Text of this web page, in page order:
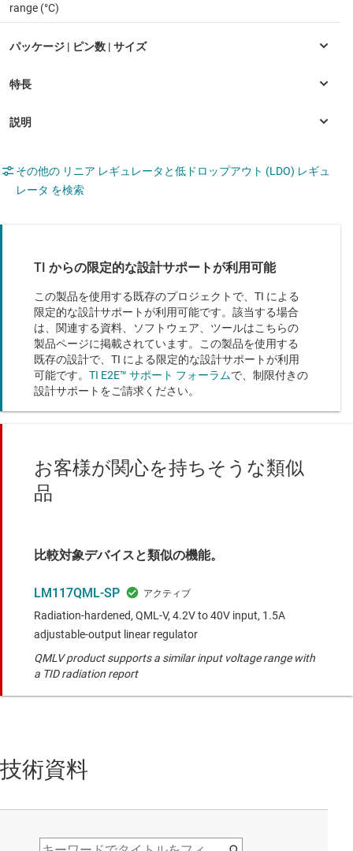
range (°C)
その他の リニア レギュレータと低ドロップアウト (LDO) レギュ
レータ を検索
TI からの限定的な設計サポートが利用可能
この製品を使用する既存のプロジェクトで、TI による
限定的な設計サポートが利用可能です。該当する場合
は、関連する資料、ソフトウェア、ツールはこちらの
製品ページに掲載されています。この製品を使用する
既存の設計で、TI による限定的な設計サポートが利用
可能です。 TI E2E™ サポート フォーラムで、制限付きの
設計サポートをご請求ください。
お客様が関心を持ちそうな類似
品
比較対象デバイスと類似の機能。
LM117QML-SP
Radiation-hardened, QML-V, 4.2V to 40V input, 1.5A
adjustable-output linear regulator
QMLV product supports a similar input voltage range with
a TID radiation report
技術資料